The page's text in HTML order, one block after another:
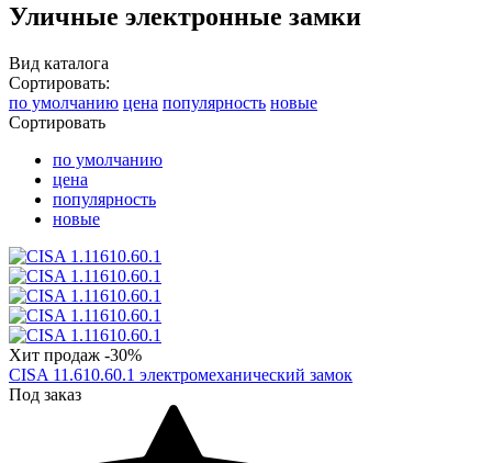
Уличные электронные замки
Вид каталога
Сортировать:
по умолчанию цена популярность новые
Сортировать
по умолчанию
цена
популярность
новые
Хит продаж -30%
CISA 11.610.60.1 электромеханический замок
Под заказ